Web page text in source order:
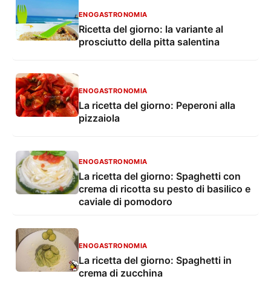
ENOGASTRONOMIA
Ricetta del giorno: la variante al
prosciutto della pitta salentina
ENOGASTRONOMIA
La ricetta del giorno: Peperoni alla
pizzaiola
ENOGASTRONOMIA
La ricetta del giorno: Spaghetti con
crema di ricotta su pesto di basilico e
caviale di pomodoro
ENOGASTRONOMIA
La ricetta del giorno: Spaghetti in
crema di zucchina